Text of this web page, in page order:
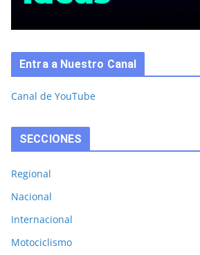
Entra a Nuestro Canal
Canal de YouTube
SECCIONES
Regional
Nacional
Internacional
Motociclismo